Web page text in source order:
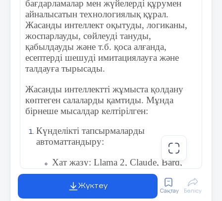
Білімді өзектендіру.
Оқушылардан жобалық жұмыс не
еске түсіруді және жобаны
кезеңдерін атап шығуды ұсынады.
* Зерттеу мәселесі (неліктен бұл
зерттеу өзекті?)
* Зерттеу мақсаты (нәтижесінде
керек?)
жолдармен қол жеткізіледі?)
* Зерттеу барысы (не істеу керек?)
* Нәтижелерді рәсімдеу
* Ақпараттық ресурстар
бағдарламалар мен жүйелерді құрумен
айналысатын технологиялық құрал.
Жасанды интеллект оқытуды, логиканы,
жоспарлауды, сөйлеуді тануды,
қабылдауды және т.б. қоса алғанда,
есептерді шешуді имитациялауға және
талдауға тырысады.
Жасанды интеллектті жұмыста қолдану
көптеген салаларды қамтиды. Мұнда
бірнеше мысалдар келтірілген:
Күнделікті тапсырмаларды
автоматтандыру:
Хат жазу: Llama 2, Claude, Bard,
GPT-3 сияқты жасанды интеллект
модельдері мәтінді, соның ішінде
электрондық поштаны жазуды
Жүктеу
Сақтау Бөлісу